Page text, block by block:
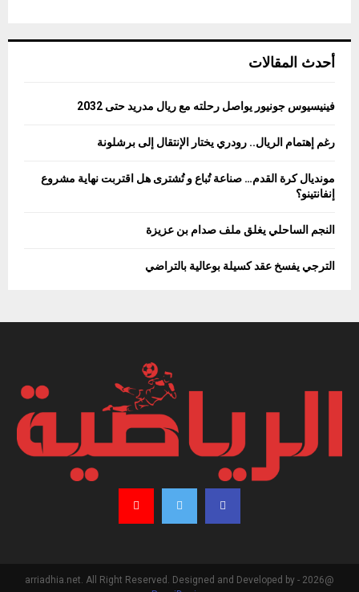
أحدث المقالات
فينيسيوس جونيور يواصل رحلته مع ريال مدريد حتى 2032
رغم إهتمام الريال.. رودري يختار الإنتقال إلى برشلونة
مونديال كرة القدم… صناعة تُباع و تُشترى هل اقتربت نهاية مشروع
إنفانتينو؟
النجم الساحلي يغلق ملف صدام بن عزيزة
الترجي يفسخ عقد كسيلة بوعالية بالتراضي
@2026 - arriadhia.net. All Right Reserved. Designed and Developed by